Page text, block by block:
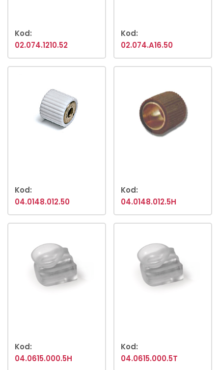
Kod:
02.074.1210.52
Kod:
02.074.A16.50
Kod:
04.0148.012.50
Kod:
04.0148.012.5H
Kod:
04.0615.000.5H
Kod:
04.0615.000.5T